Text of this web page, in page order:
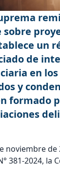
un
de
en los
y
formado
noviembre de
381-2024, la